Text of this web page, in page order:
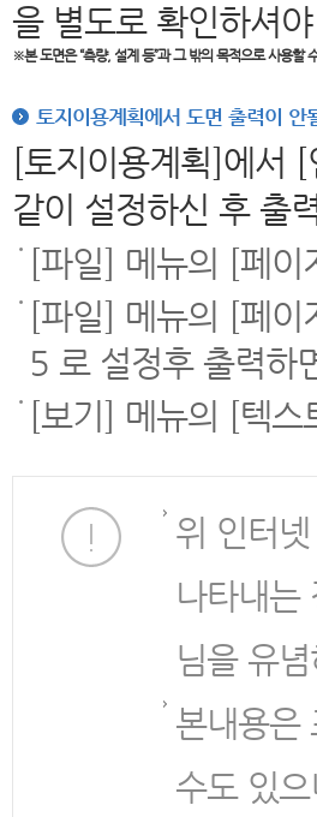
을 별도로 확인하셔
※본 도면은“측량, 설계 등”과 그 밖의 목적으로 사용할
토지이용계획에서 도면 출력이 안
[토지이용계획]에서
같이 설정하신 후 출
[파일] 메뉴의 [페
[파일] 메뉴의 [페
5 로 설정후 출력하
[보기] 메뉴의 [텍
위 인터
나타내는
님을 유
본내용은
수도 있